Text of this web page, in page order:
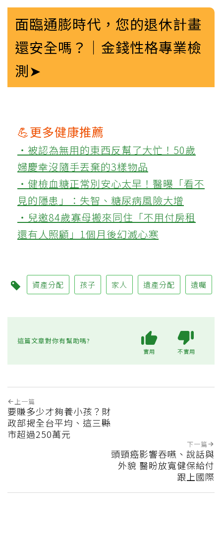
面臨通膨時代，您的退休計畫
還安全嗎？｜金錢性格專業檢
測➤
💪更多健康推薦
‧被認為無用的東西反幫了大忙！50歲
婦慶幸沒隨手丟棄的3樣物品
‧健檢血糖正常別安心太早！醫曝「看不
見的隱患」：失智、糖尿病風險大增
‧兒邀84歲寡母搬來同住「不用付房租
還有人照顧」1個月後幻滅心寒
資產分配 孩子 家人 遺產分配 遺囑
這篇文章對你有幫助嗎?
實用 不實用
上一篇
要賺多少才夠養小孩？財
政部揭全台平均、這三縣
市超過250萬元
下一篇
頭頸癌影響吞嚥、說話與
外貌 醫盼放寬健保給付
跟上國際